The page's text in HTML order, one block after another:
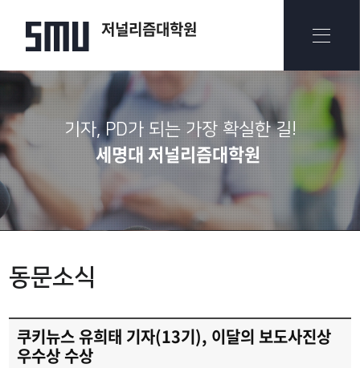
저널리즘대학원
기자, PD가 되는 가장 확실한 길!
세명대 저널리즘대학원
동문소식
쿠키뉴스 유희태 기자(13기), 이달의 보도사진상
우수상 수상